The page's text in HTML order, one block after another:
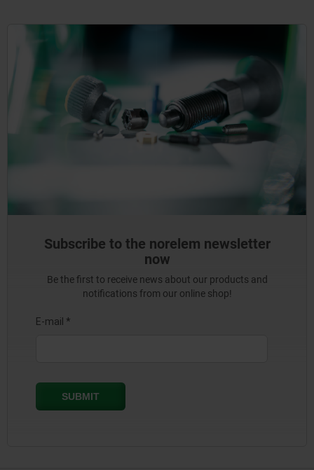
Subscribe to the norelem newsletter
now
Be the first to receive news about our products and
notifications from our online shop!